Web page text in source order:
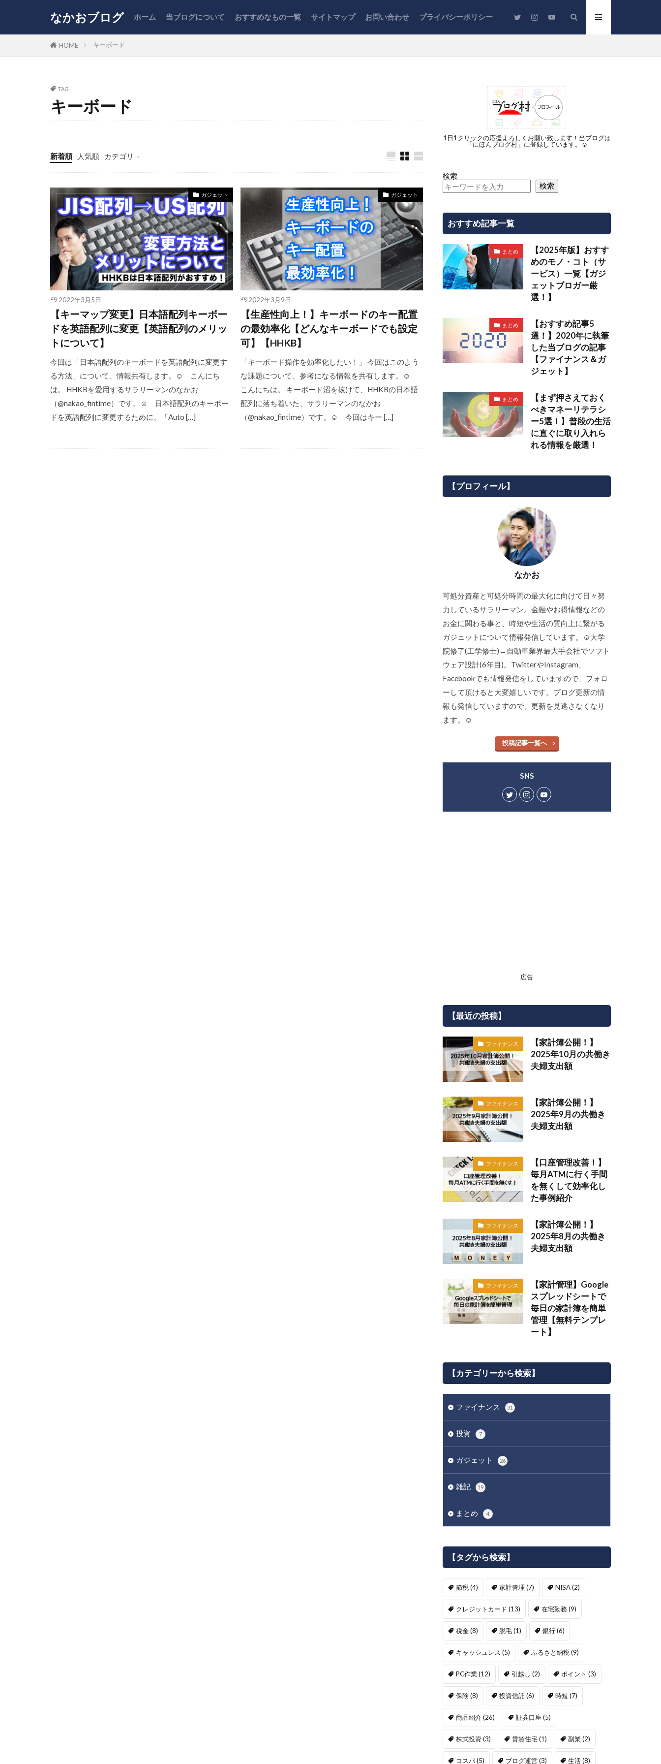
なかおブログ ホーム 当ブログについて おすすめなもの一覧 サイトマップ お問い合わせ プライバシーポリシー
HOME キーボード
TAG
キーボード
新着順 人気順
カテゴリ
ファイナンス
ガジェット
投資
雑記
まとめ
ガジェット
2022年3月5日
【キーマップ変更】日本語配列キーボー
ドを英語配列に変更【英語配列のメリッ
トについて】
今回は「日本語配列のキーボードを英語配列に変更す
る方法」について、情報共有します。☺︎ こんにち
は。 HHKBを愛用するサラリーマンのなかお
（@nakao_fintime）です。☺︎ 日本語配列のキーボー
ドを英語配列に変更するために、「Auto […]
ガジェット
2022年3月9日
【生産性向上！】キーボードのキー配置
の最効率化【どんなキーボードでも設定
可】【HHKB】
「キーボード操作を効率化したい！」 今回はこのよう
な課題について、参考になる情報を共有します。☺︎
こんにちは。 キーボード沼を抜けて、HHKBの日本語
配列に落ち着いた、サラリーマンのなかお
（@nakao_fintime）です。☺︎ 今回はキー […]
1日1クリックの応援よろしくお願い致します！当ブログは
「にほんブログ村」に登録しています。☺︎
検索
検索
おすすめ記事一覧
まとめ
【2025年版】おすす
めのモノ・コト（サ
ービス）一覧【ガジ
ェットブロガー厳
選！】
まとめ
【おすすめ記事5
選！】2020年に執筆
した当ブログの記事
【ファイナンス＆ガ
ジェット】
まとめ
【まず押さえておく
べきマネーリテラシ
ー5選！】普段の生活
に直ぐに取り入れら
れる情報を厳選！
【プロフィール】
なかお
可処分資産と可処分時間の最大化に向けて日々努
力しているサラリーマン。金融やお得情報などの
お金に関わる事と、時短や生活の質向上に繋がる
ガジェットについて情報発信しています。☺︎大学
院修了(工学修士)→自動車業界最大手会社でソフト
ウェア設計(6年目)。TwitterやInstagram、
Facebookでも情報発信をしていますので、フォロ
ーして頂けると大変嬉しいです。ブログ更新の情
報も発信していますので、更新を見逃さなくなり
ます。☺︎
投稿記事一覧へ
SNS
広告
【最近の投稿】
ファイナンス
【家計簿公開！】
2025年10月の共働き
夫婦支出額
ファイナンス
【家計簿公開！】
2025年9月の共働き
夫婦支出額
ファイナンス
【口座管理改善！】
毎月ATMに行く手間
を無くして効率化し
た事例紹介
ファイナンス
【家計簿公開！】
2025年8月の共働き
夫婦支出額
ファイナンス
【家計管理】Google
スプレッドシートで
毎日の家計簿を簡単
管理【無料テンプレ
ート】
【カテゴリーから検索】
ファイナンス 31
投資 7
ガジェット 26
雑記 19
まとめ 4
【タグから検索】
節税 (4) 家計管理 (7) NISA(2)
クレジットカード (13) 在宅勤務(9)
税金(8) 脱毛(1) 銀行(6)
キャッシュレス (5) ふるさと納税 (9)
PC作業(12) 引越し (2) ポイント (3)
保険(8) 投資信託 (6) 時短 (7)
商品紹介(26) 証券口座(5)
株式投資 (3) 賃貸住宅(1) 副業(2)
コスパ(5) ブログ運営(3) 生活(8)
ふるさと納税
カテゴリー
NISA PC作業 オフィスチェア キーボード キャッシュレス
クレジットカード
保険
充電器
心理学 投資信託
検索